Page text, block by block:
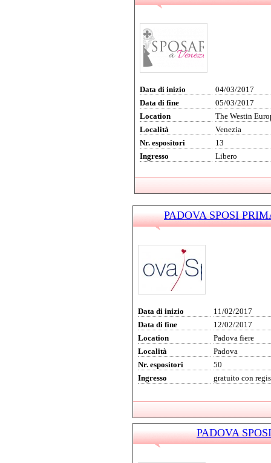
Data di inizio
04/03/2017
Data di fine
05/03/2017
Location
The Westin
Località
Venezia
Nr. espositori
13
Ingresso
Libero
PADOVA SPOSI
Data di inizio
11/02/2017
Data di fine
12/02/2017
Location
Padova fiere
Località
Padova
Nr. espositori
50
Ingresso
gratuito con
PADOVA